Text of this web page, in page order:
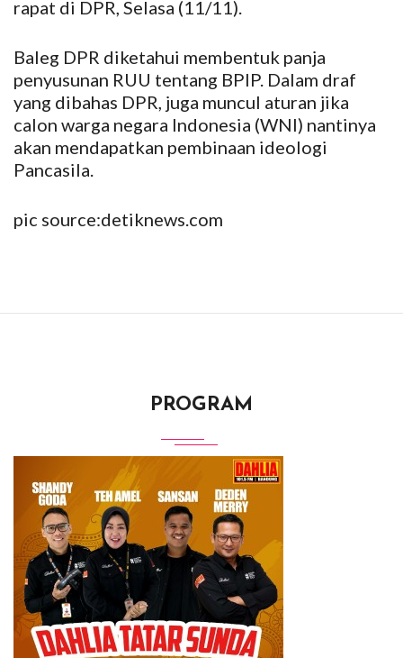
rapat di DPR, Selasa (11/11).
Baleg DPR diketahui membentuk panja
penyusunan RUU tentang BPIP. Dalam draf
yang dibahas DPR, juga muncul aturan jika
calon warga negara Indonesia (WNI) nantinya
akan mendapatkan pembinaan ideologi
Pancasila.
pic source:detiknews.com
PROGRAM